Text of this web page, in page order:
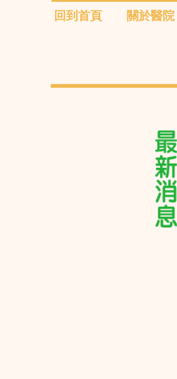
回到首頁 關於醫院